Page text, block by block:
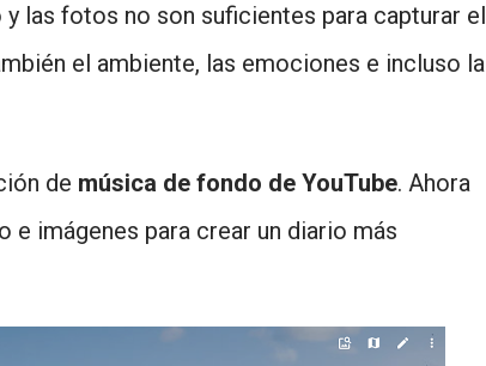
las fotos no son suficientes para capturar el
el ambiente, las emociones e incluso la
de música de fondo de YouTube. Ahora
e imágenes para crear un diario más